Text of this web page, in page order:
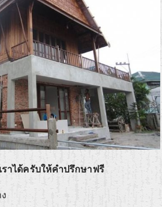
าได้ครับให้คำปรึกษาฟรี